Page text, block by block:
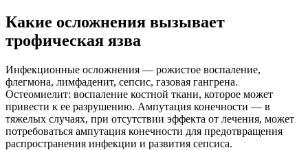
Какие осложнения вызывает
трофическая язва
Инфекционные осложнения — рожистое воспаление,
флегмона, лимфаденит, сепсис, газовая гангрена.
Остеомиелит: воспаление костной ткани, которое может
привести к ее разрушению. Ампутация конечности — в
тяжелых случаях, при отсутствии эффекта от лечения, может
потребоваться ампутация конечности для предотвращения
распространения инфекции и развития сепсиса.